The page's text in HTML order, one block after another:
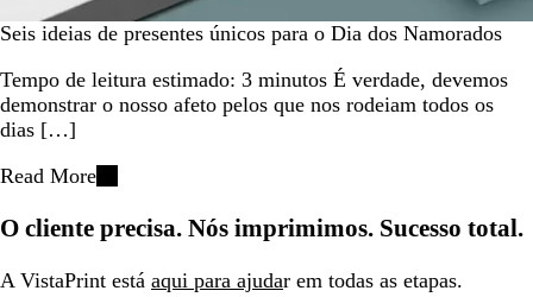
Seis ideias de presentes únicos para o Dia dos Namorados
Tempo de leitura estimado: 3 minutos É verdade, devemos
demonstrar o nosso afeto pelos que nos rodeiam todos os
dias […]
Read More
O cliente precisa. Nós imprimimos. Sucesso total.
A VistaPrint está aqui para ajudar em todas as etapas.